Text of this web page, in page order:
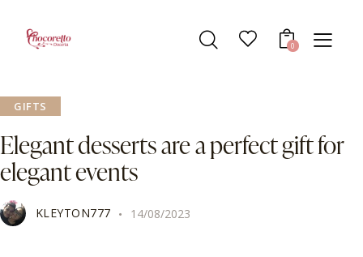
0
GIFTS
Elegant desserts are a perfect gift for
elegant events
KLEYTON777 14/08/2023